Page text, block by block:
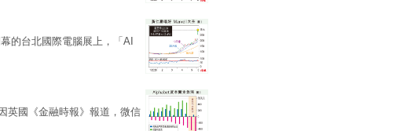
的台北國際電腦展上，「AI
英國《金融時報》報道，微信